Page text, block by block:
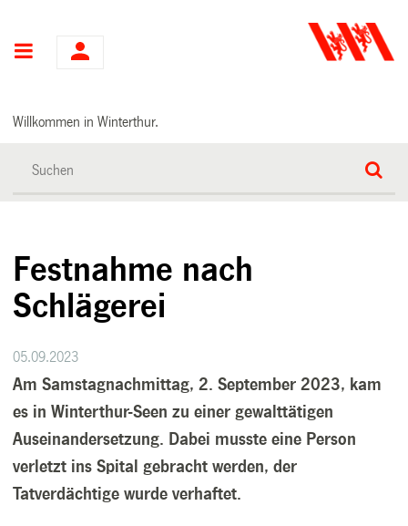
Hauptnavigation
Willkommen in Winterthur.
Festnahme nach
Schlägerei
05.09.2023
Am Samstagnachmittag, 2. September 2023, kam
es in Winterthur-Seen zu einer gewalttätigen
Auseinandersetzung. Dabei musste eine Person
verletzt ins Spital gebracht werden, der
Tatverdächtige wurde verhaftet.